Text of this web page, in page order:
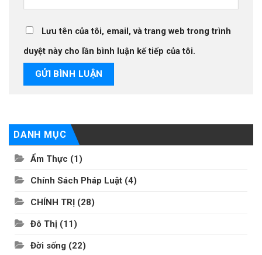
Lưu tên của tôi, email, và trang web trong trình
duyệt này cho lần bình luận kế tiếp của tôi.
DANH MỤC
Ẩm Thực (1)
Chính Sách Pháp Luật (4)
CHÍNH TRỊ (28)
Đô Thị (11)
Đời sống (22)